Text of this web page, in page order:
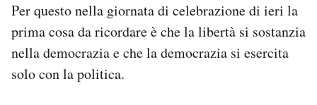
Per questo nella giornata di celebrazione di ieri la
prima cosa da ricordare è che la libertà si sostanzia
nella democrazia e che la democrazia si esercita
solo con la politica.